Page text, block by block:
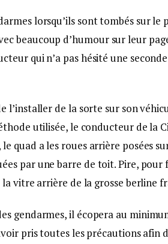
lorsqu’ils sont tombés sur
beaucoup d’humour sur leur
qui n’a pas hésité une
l’installer de la sorte sur son
utilisée, le conducteur de la
quad a les roues arrière posées
par une barre de toit. Pire,
vitre arrière de la grosse berline
gendarmes, il écopera au
pris toutes les précautions afin